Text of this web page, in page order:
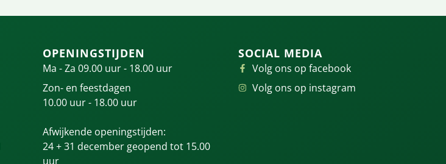
OPENINGSTIJDEN
Ma - Za 09.00 uur - 18.00 uur
Zon- en feestdagen
10.00 uur - 18.00 uur
Afwijkende openingstijden:
24 + 31 december geopend tot 15.00
uur
SOCIAL MEDIA
Volg ons op facebook
Volg ons op instagram